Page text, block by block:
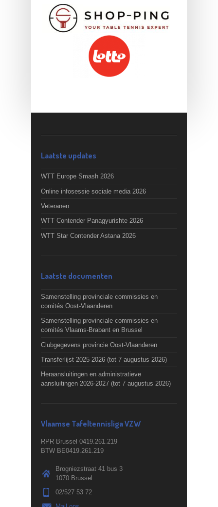
Laatste updates
WTT Europe Smash 2026
Online infosessie sociale media 2026
Veteranen
WTT Contender Panagyurishte 2026
WTT Star Contender Astana 2026
Laatste documenten
Samenstelling provinciale commissies en
comités Oost-Vlaanderen
Samenstelling provinciale commissies en
comités Vlaams-Brabant en Brussel
Clubgegevens provincie Oost-Vlaanderen
Transferlijst 2025-2026 (tot 7 augustus 2026)
Heraansluitingen en administratieve
aansluitingen 2026-2027 (tot 7 augustus 2026)
Vlaamse Tafeltennisliga VZW
RPR Brussel 0419.261.219
BTW BE0419.261.219
Brogniezstraat 41 bus 3
1070 Brussel
02/527 53 72